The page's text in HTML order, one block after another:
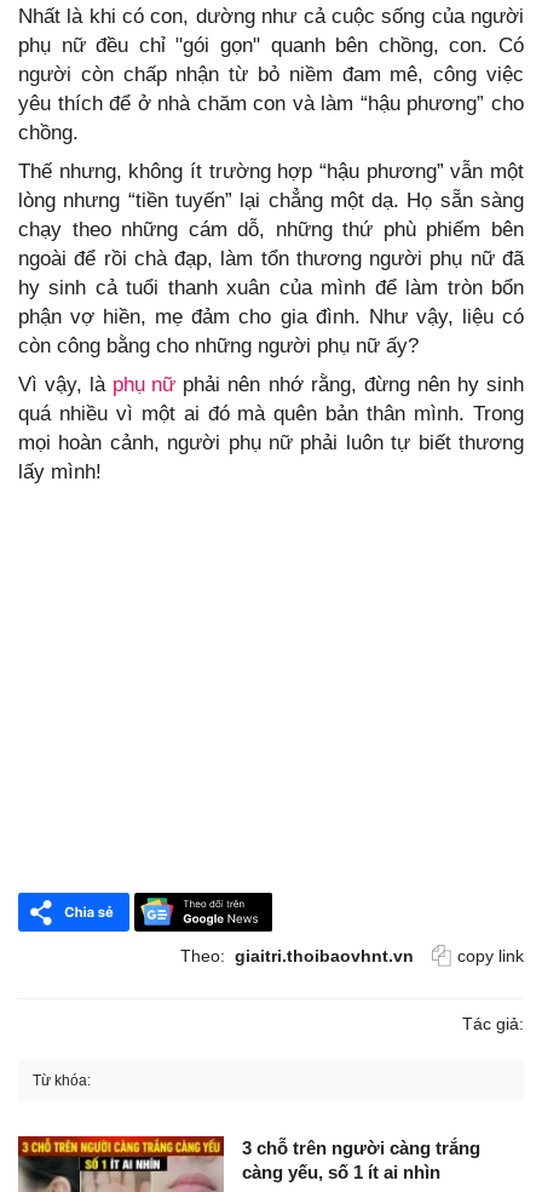
Nhất là khi có con, dường như cả cuộc sống của người
phụ nữ đều chỉ "gói gọn" quanh bên chồng, con. Có
người còn chấp nhận từ bỏ niềm đam mê, công việc
yêu thích để ở nhà chăm con và làm “hậu phương” cho
chồng.
Thế nhưng, không ít trường hợp “hậu phương” vẫn một
lòng nhưng “tiền tuyến” lại chẳng một dạ. Họ sẵn sàng
chạy theo những cám dỗ, những thứ phù phiếm bên
ngoài để rồi chà đạp, làm tổn thương người phụ nữ đã
hy sinh cả tuổi thanh xuân của mình để làm tròn bổn
phận vợ hiền, mẹ đảm cho gia đình. Như vậy, liệu có
còn công bằng cho những người phụ nữ ấy?
Vì vậy, là phụ nữ phải nên nhớ rằng, đừng nên hy sinh
quá nhiều vì một ai đó mà quên bản thân mình. Trong
mọi hoàn cảnh, người phụ nữ phải luôn tự biết thương
lấy mình!
Theo: giaitri.thoibaovhnt.vn copy link
Tác giả:
Từ khóa:
3 chỗ trên người càng trắng
càng yếu, số 1 ít ai nhìn